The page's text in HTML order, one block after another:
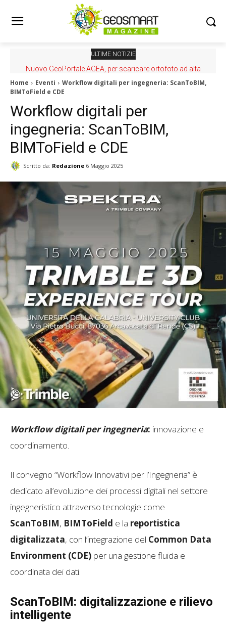
ULTIME NOTIZIE
Nuovo GeoPortale AGEA, per scaricare ortofoto ad alta
Home Eventi
Workflow digitali per ingegneria: ScanToBIM,
BIMToField e CDE
Workflow digitali per
ingegneria: ScanToBIM,
BIMToField e CDE
Scritto da: Redazione 6 Maggio 2025
Workflow digitali per ingegneria: innovazione e
coordinamento.
Il convegno “Workflow Innovativi per l’Ingegneria” è
dedicato all’evoluzione dei processi digitali nel settore
ingegneristico attraverso tecnologie come
ScanToBIM, BIMToField e la reportistica
digitalizzata, con l’integrazione del Common Data
Environment (CDE) per una gestione fluida e
coordinata dei dati.
ScanToBIM: digitalizzazione e rilievo
intelligente